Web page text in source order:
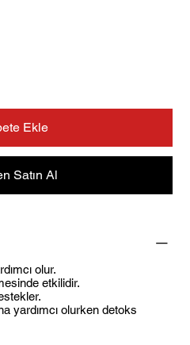
Ekle
Satın Al
olur.
etkilidir.
yardımcı olurken detoks